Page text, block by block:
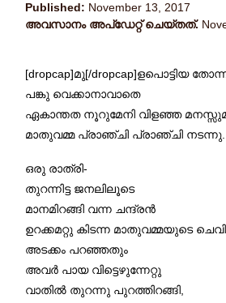
Published: November 13, 2017
അവസാനം അപ്ഡേറ്റ് ചെയ്തത്.
[dropcap]മു[/dropcap]ളപൊട്ടിയ
പങ്കു വെക്കാനാവാതെ
ഏകാന്തത നൂറുമേനി വിളഞ്ഞ
മാതുവമ്മ പ്രാഞ്ചി പ്രാഞ്ചി നടന്നു.
ഒരു രാത്രി-
തുറന്നിട്ട ജനലിലൂടെ
മാനമിറങ്ങി വന്ന ചന്ദ്രന്‍
ഉറക്കമറ്റു കിടന്ന മാതുവമ്മയുടെ
അടക്കം പറഞ്ഞതും
അവര്‍ പായ വിട്ടെഴുന്നേറ്റു
വാതില്‍ തുറന്നു പുറത്തിറങ്ങി,